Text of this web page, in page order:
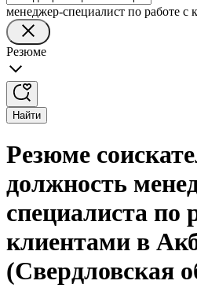
менеджер-специалист по работе с
Резюме
Найти
Резюме
должность
специалиста по
клиентами в
(Свердловская